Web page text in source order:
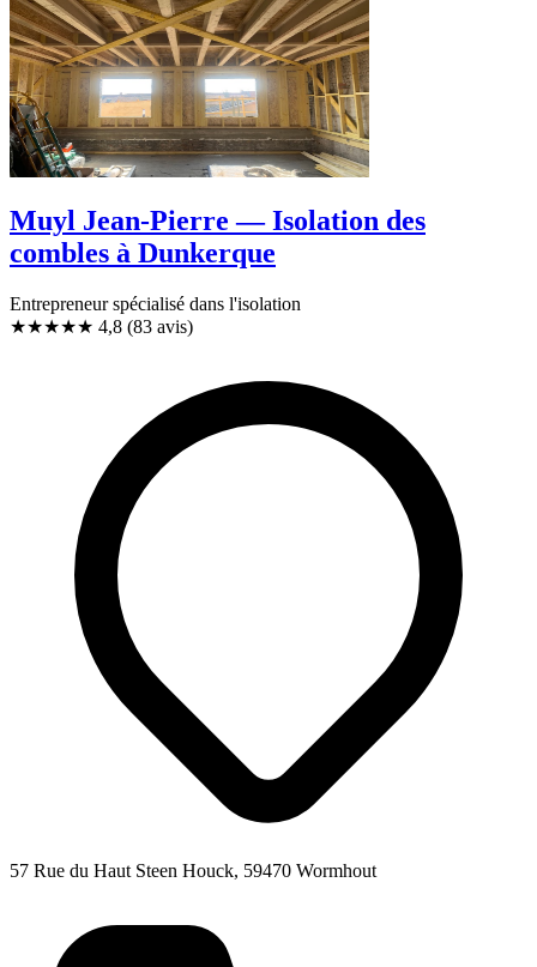
Muyl Jean-Pierre — Isolation des
combles à Dunkerque
Entrepreneur spécialisé dans l'isolation
★★★★★ 4,8 (83 avis)
57 Rue du Haut Steen Houck, 59470 Wormhout